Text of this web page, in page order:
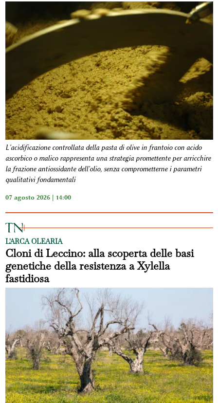
L'acidificazione controllata della pasta di olive in frantoio con acido
ascorbico o malico rappresenta una strategia promettente per arricchire
la frazione antiossidante dell'olio, senza comprometterne i parametri
qualitativi fondamentali
07 agosto 2026 | 14:00
L'ARCA OLEARIA
Cloni di Leccino: alla scoperta delle basi
genetiche della resistenza a Xylella
fastidiosa